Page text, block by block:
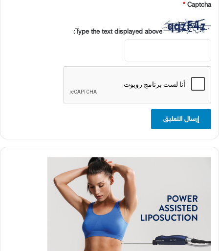
Captcha
*
Type the text displayed above: